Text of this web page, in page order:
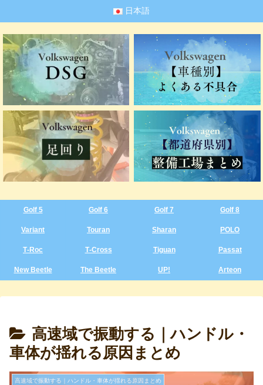
日本語
Golf 5 Golf 6 Golf 7 Golf 8
Variant Touran Sharan POLO
T‑Roc T‑Cross Tiguan Passat
New Beetle The Beetle UP! Arteon
高速域で振動する｜ハンドル・
車体が揺れる原因まとめ
高速域で振動する｜ハンドル・車体が揺れる原因まとめ